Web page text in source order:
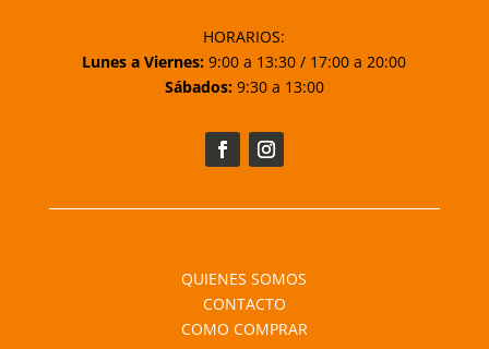
HORARIOS:
Lunes a Viernes: 9:00 a 13:30 / 17:00 a 20:00
Sábados:9:30 a 13:00
QUIENES SOMOS
CONTACTO
COMO COMPRAR